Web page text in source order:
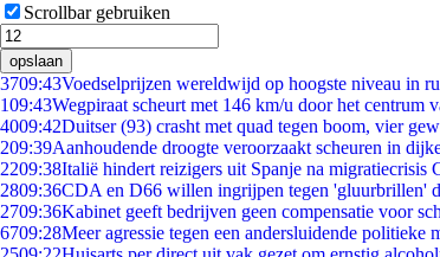
Scrollbar gebruiken
opslaan
3709:43Voedselprijzen wereldwijd op hoogste niveau in
109:43Wegpiraat scheurt met 146 km/u door het centrum
4009:42Duitser (93) crasht met quad tegen boom, vier
209:39Aanhoudende droogte veroorzaakt scheuren in
2209:38Italië hindert reizigers uit Spanje na migratiecrisis
2809:36CDA en D66 willen ingrijpen tegen 'gluurbrillen'
2709:36Kabinet geeft bedrijven geen compensatie voor
6709:28Meer agressie tegen een andersluidende politieke